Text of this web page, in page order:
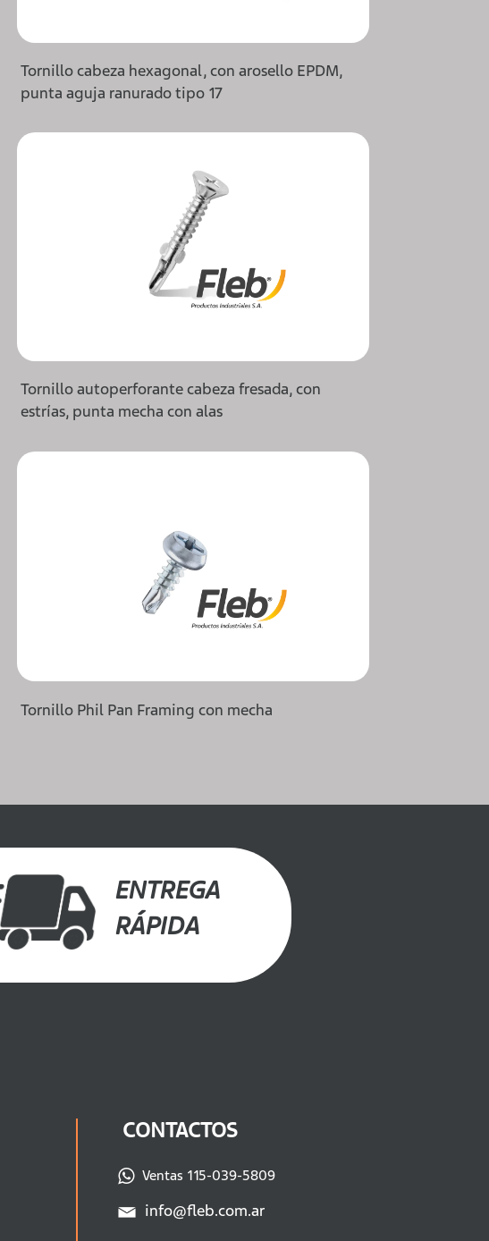
Tornillo cabeza hexagonal, con arosello EPDM,
punta aguja ranurado tipo 17
Tornillo autoperforante cabeza fresada, con
estrías, punta mecha con alas
Tornillo Phil Pan Framing con mecha
ENTREGA
RÁPIDA
CONTACTOS
Ventas 115-039-5809
info@fleb.com.ar